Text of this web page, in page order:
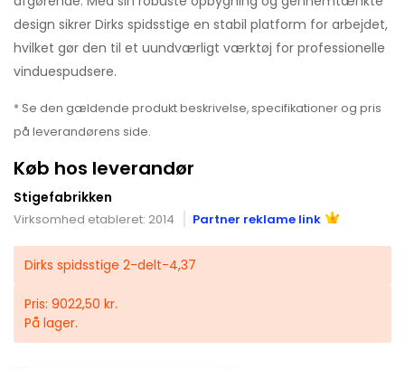
design sikrer Dirks spidsstige en stabil platform for arbejdet,
hvilket gør den til et uundværligt værktøj for professionelle
vinduespudsere.
* Se den gældende produkt beskrivelse, specifikationer og pris
på leverandørens side.
Køb hos leverandør
Stigefabrikken
Virksomhed etableret: 2014 Partner reklame link
Dirks spidsstige 2-delt-4,37
Pris: 9022,50 kr.
På lager.